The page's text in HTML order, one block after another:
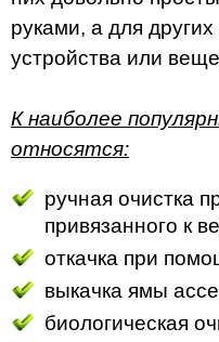
руками, а для
устройства или
К наиболее
относятся:
ручная очистка
привязанного к
откачка при
выкачка ямы
биологическая